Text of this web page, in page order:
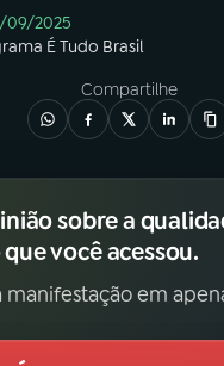
09/2025
É Tudo Brasil
Compartilhe
sobre a
você acessou.
manifestação em